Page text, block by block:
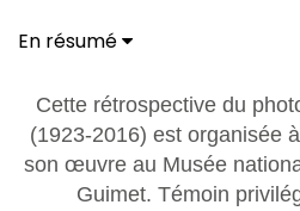
En résumé
Cette rétrospective du
(1923-2016) est organisée
son œuvre au Musée
Guimet. Témoin